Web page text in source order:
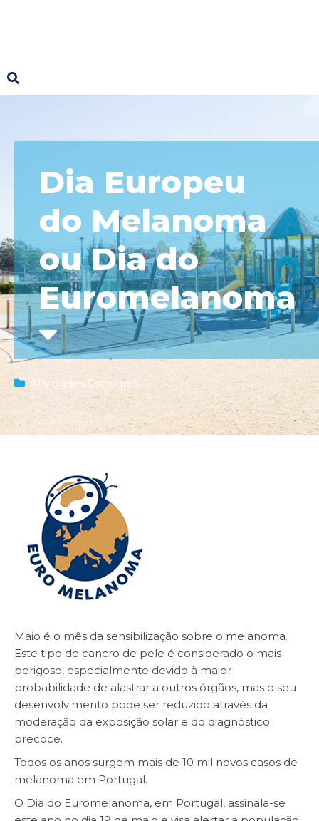
Dia Europeu
do Melanoma
ou Dia do
Euromelanoma
Atividades Escolares
Maio é o mês da sensibilização sobre o melanoma.
Este tipo de cancro de pele é considerado o mais
perigoso, especialmente devido à maior
probabilidade de alastrar a outros órgãos, mas o seu
desenvolvimento pode ser reduzido através da
moderação da exposição solar e do diagnóstico
precoce.
Todos os anos surgem mais de 10 mil novos casos de
melanoma em Portugal.
O Dia do Euromelanoma, em Portugal, assinala-se